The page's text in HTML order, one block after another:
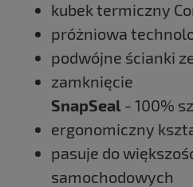
kubek termiczny
próżniowa
podwójne ścianki
zamknięcie
SnapSeal - 100%
ergonomiczny
pasuje do
samochodowych